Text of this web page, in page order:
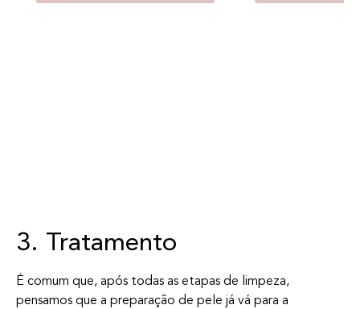
3. Tratamento
É comum que, após todas as etapas de limpeza,
pensamos que a preparação de pele já vá para a